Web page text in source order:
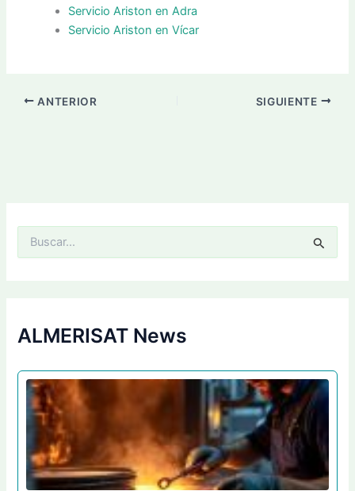
Servicio Ariston en Adra
Servicio Ariston en Vícar
ANTERIOR SIGUIENTE
p
o
:
ALMERISAT News